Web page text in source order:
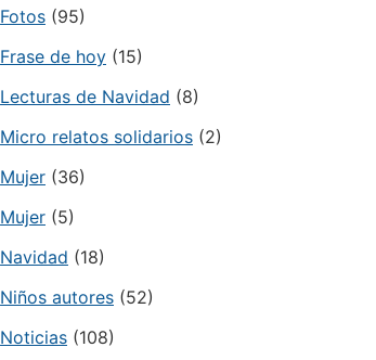
Fotos (95)
Frase de hoy (15)
Lecturas de Navidad (8)
Micro relatos solidarios (2)
Mujer (36)
Mujer (5)
Navidad (18)
Niños autores (52)
Noticias (108)